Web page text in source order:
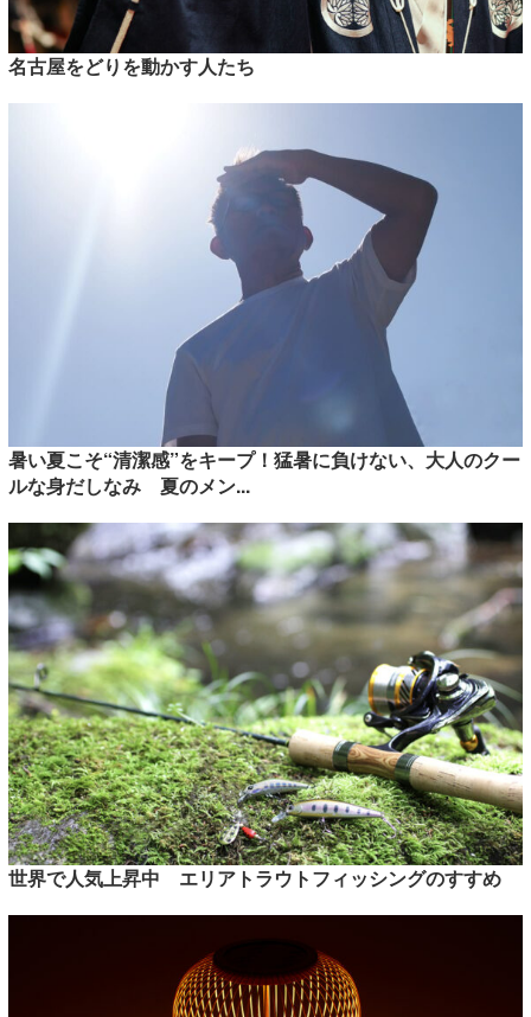
名古屋をどりを動かす人たち
暑い夏こそ“清潔感”をキープ！猛暑に負けない、大人のクー
ルな身だしなみ 夏のメン...
世界で人気上昇中 エリアトラウトフィッシングのすすめ